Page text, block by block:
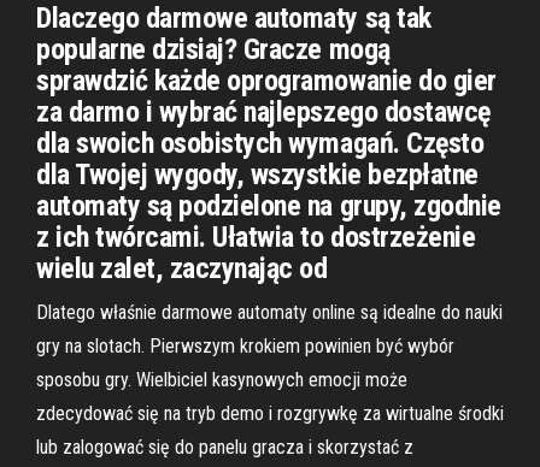
Dlaczego darmowe automaty są tak
popularne dzisiaj? Gracze mogą
sprawdzić każde oprogramowanie do gier
za darmo i wybrać najlepszego dostawcę
dla swoich osobistych wymagań. Często
dla Twojej wygody, wszystkie bezpłatne
automaty są podzielone na grupy, zgodnie
z ich twórcami. Ułatwia to dostrzeżenie
wielu zalet, zaczynając od
Dlatego właśnie darmowe automaty online są idealne do nauki
gry na slotach. Pierwszym krokiem powinien być wybór
sposobu gry. Wielbiciel kasynowych emocji może
zdecydować się na tryb demo i rozgrywkę za wirtualne środki
lub zalogować się do panelu gracza i skorzystać z